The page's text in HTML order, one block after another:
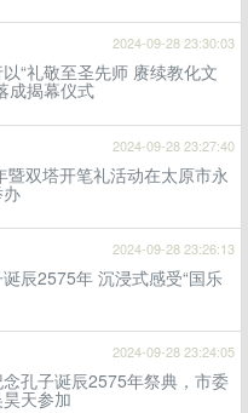
2024-09-28 23:30:03
“礼敬至圣先师 赓续教化文
成揭幕仪式
2024-09-28 23:27:40
双塔开笔礼活动在太原市永
2024-09-28 23:26:13
辰2575年 沉浸式感受“国乐
2024-09-28 23:24:05
孔子诞辰2575年祭典，市委
天参加